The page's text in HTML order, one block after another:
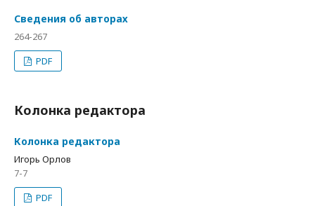
Сведения об авторах
264-267
PDF
Колонка редактора
Колонка редактора
Игорь Орлов
7-7
PDF